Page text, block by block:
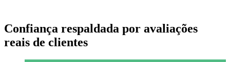
Confiança respaldada por avaliações
reais de clientes